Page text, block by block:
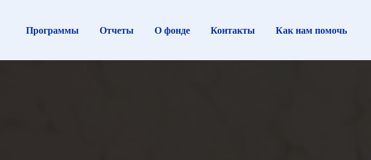
Программы Отчеты О фонде Контакты Как нам помочь